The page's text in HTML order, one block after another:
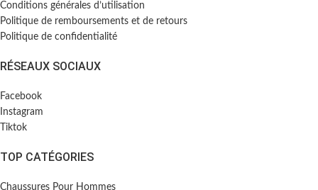
Conditions générales d’utilisation
Politique de remboursements et de retours
Politique de confidentialité
RÉSEAUX SOCIAUX
Facebook
Instagram
Tiktok
TOP CATÉGORIES
Chaussures Pour Hommes